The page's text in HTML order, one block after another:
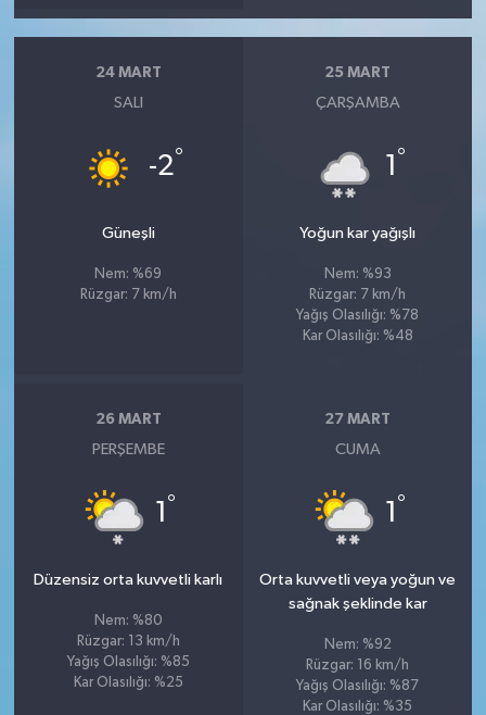
24 MART
SALI
-2°
Güneşli
Nem: %69
Rüzgar: 7 km/h
25 MART
ÇARŞAMBA
1 °
Yoğun kar yağışlı
Nem: %93
Rüzgar: 7 km/h
Yağış Olasılığı: %78
Kar Olasılığı: %48
26 MART
PERŞEMBE
1 °
Düzensiz orta kuvvetli karlı
Nem: %80
Rüzgar: 13 km/h
Yağış Olasılığı: %85
Kar Olasılığı: %25
27 MART
CUMA
1 °
Orta kuvvetli veya yoğun ve
sağnak şeklinde kar
Nem: %92
Rüzgar: 16 km/h
Yağış Olasılığı: %87
Kar Olasılığı: %35